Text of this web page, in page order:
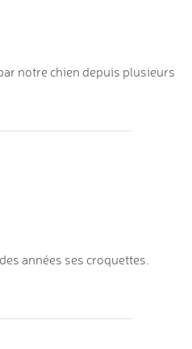
notre chien depuis plusieurs
années ses croquettes.